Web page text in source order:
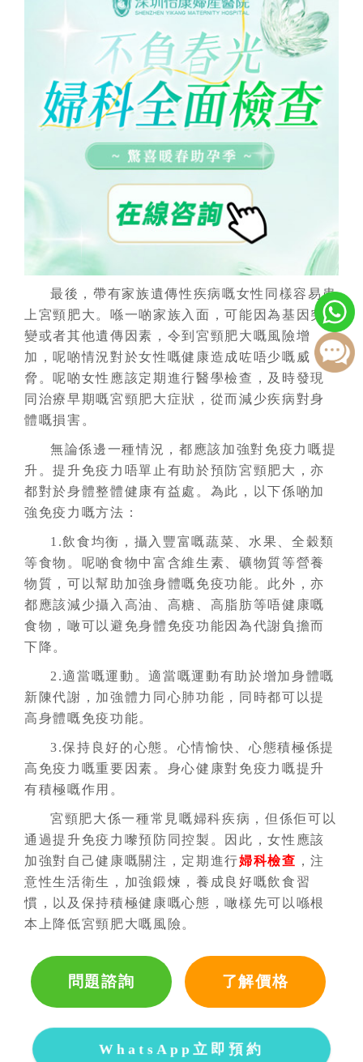
最後，帶有家族遺傳性疾病嘅女性同樣容易患
上宮頸肥大。喺一啲家族入面，可能因為基因突
變或者其他遺傳因素，令到宮頸肥大嘅風險增
加，呢啲情況對於女性嘅健康造成咗唔少嘅威
脅。呢啲女性應該定期進行醫學檢查，及時發現
同治療早期嘅宮頸肥大症狀，從而減少疾病對身
體嘅損害。
無論係邊一種情況，都應該加強對免疫力嘅提
升。提升免疫力唔單止有助於預防宮頸肥大，亦
都對於身體整體健康有益處。為此，以下係啲加
強免疫力嘅方法：
1.飲食均衡，攝入豐富嘅蔬菜、水果、全穀類
等食物。呢啲食物中富含維生素、礦物質等營養
物質，可以幫助加強身體嘅免疫功能。此外，亦
都應該減少攝入高油、高糖、高脂肪等唔健康嘅
食物，噉可以避免身體免疫功能因為代謝負擔而
下降。
2.適當嘅運動。適當嘅運動有助於增加身體嘅
新陳代謝，加強體力同心肺功能，同時都可以提
高身體嘅免疫功能。
3.保持良好的心態。心情愉快、心態積極係提
高免疫力嘅重要因素。身心健康對免疫力嘅提升
有積極嘅作用。
宮頸肥大係一種常見嘅婦科疾病，但係佢可以
通過提升免疫力嚟預防同控製。因此，女性應該
加強對自己健康嘅關注，定期進行婦科檢查 ，注
意性生活衛生，加強鍛煉，養成良好嘅飲食習
慣，以及保持積極健康嘅心態，噉樣先可以喺根
本上降低宮頸肥大嘅風險。
問題諮詢 了解價格
WhatsApp立即預約